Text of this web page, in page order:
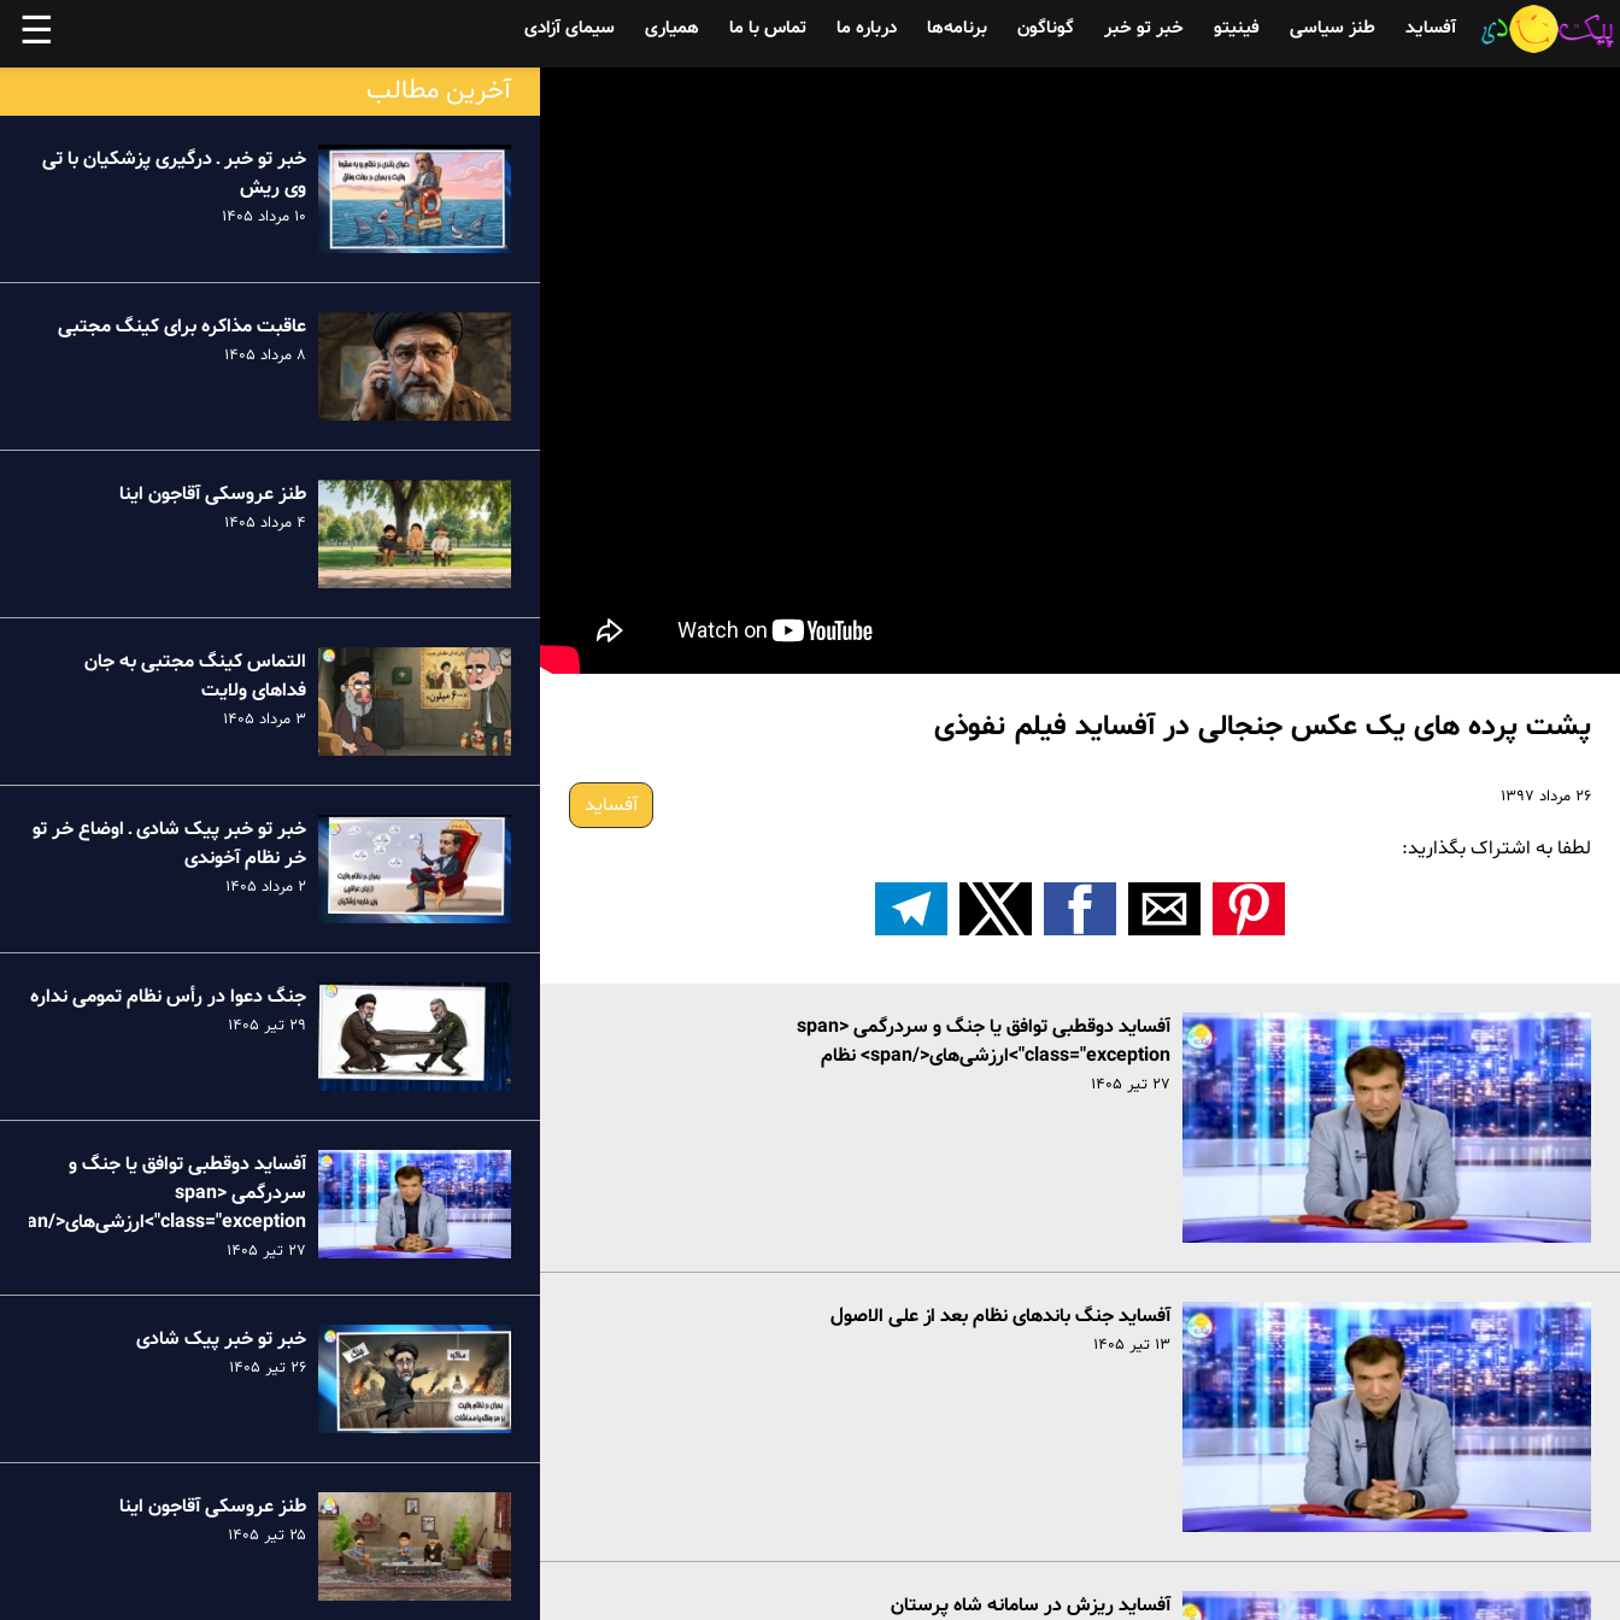
☰ آفساید طنز سیاسی فینیتو خبر تو خبر گوناگون برنامه‌ها درباره ما تماس با ما همیاری سیمای آزادی
پشت پرده های یک عکس جنجالی در آفساید فیلم نفوذی
۲۶ مرداد ۱۳۹۷
آفساید
لطفا به اشتراک بگذارید:
آفساید دوقطبی توافق یا جنگ و سردرگمی <span
class="exception">ارزشی‌های</span> نظام
۲۷ تیر ۱۴۰۵
آفساید جنگ باندهای نظام بعد از علی الاصول
۱۳ تیر ۱۴۰۵
آفساید ریزش در سامانه شاه پرستان
آخرین مطالب
خبر تو خبر ـ درگیری پزشکیان با تی
وی ریش
۱۰ مرداد ۱۴۰۵
عاقبت مذاکره برای کینگ مجتبی
۸ مرداد ۱۴۰۵
طنز عروسکی آقاجون اینا
۴ مرداد ۱۴۰۵
التماس کینگ مجتبی به جان
فداهای ولایت
۳ مرداد ۱۴۰۵
خبر تو خبر پیک شادی ـ اوضاع خر تو
خر نظام آخوندی
۲ مرداد ۱۴۰۵
جنگ دعوا در رأس نظام تمومی نداره
۲۹ تیر ۱۴۰۵
آفساید دوقطبی توافق یا جنگ و
سردرگمی <span
نظام
۲۷ تیر ۱۴۰۵
خبر تو خبر پیک شادی
۲۶ تیر ۱۴۰۵
طنز عروسکی آقاجون اینا
۲۵ تیر ۱۴۰۵